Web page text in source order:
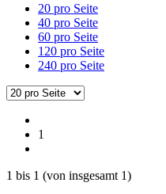
20 pro Seite
40 pro Seite
60 pro Seite
120 pro Seite
240 pro Seite
1
1 bis 1 (von insgesamt 1)